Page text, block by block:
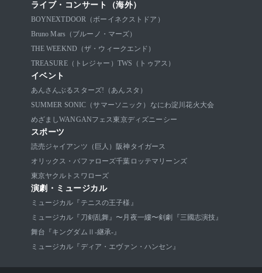
ライブ・コンサート（海外）
BOYNEXTDOOR（ボーイネクストドア）
Bruno Mars（ブルーノ・マーズ）
THE WEEKND（ザ・ウィークエンド）
TREASURE（トレジャー） TWS（トゥアス）
イベント
あんさんぶるスターズ!（あんスタ）
SUMMER SONIC（サマーソニック） なにわ淀川花火大会
めざましWANGANフェス東京ディズニーシー
スポーツ
読売ジャイアンツ（巨人）
阪神タイガース
オリックス・バファローズ千葉ロッテマリーンズ
東京ヤクルトスワローズ
演劇・ミュージカル
ミュージカル『テニスの王子様』
ミュージカル『刀剣乱舞』〜月夜一縷〜剣劇『三國志演技』
舞台『キングダムⅡ-継承-』
ミュージカル『ディア・エヴァン・ハンセン』